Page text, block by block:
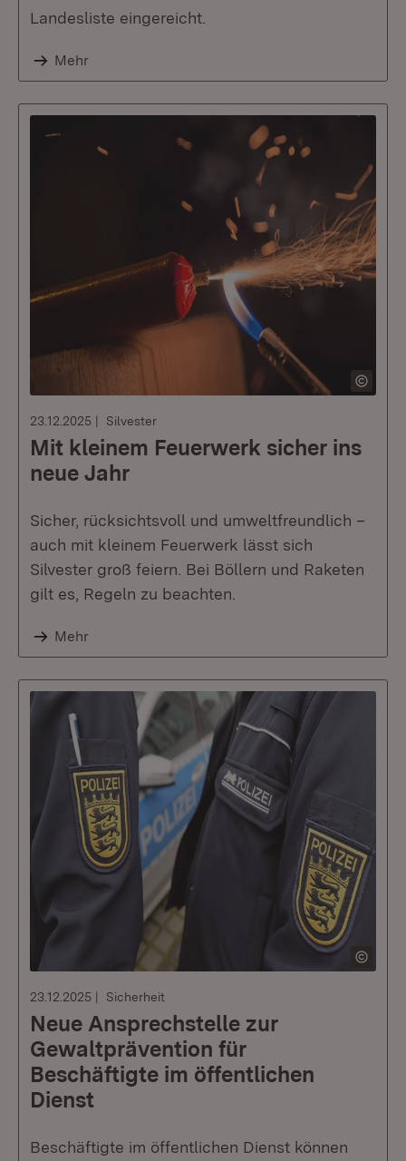
Landesliste eingereicht.
Mehr
23.12.2025 Silvester
Mit kleinem Feuerwerk sicher ins
neue Jahr
Sicher, rücksichtsvoll und umweltfreundlich –
auch mit kleinem Feuerwerk lässt sich
Silvester groß feiern. Bei Böllern und Raketen
gilt es, Regeln zu beachten.
Mehr
23.12.2025 Sicherheit
Neue Ansprechstelle zur
Gewaltprävention für
Beschäftigte im öffentlichen
Dienst
Beschäftigte im öffentlichen Dienst können